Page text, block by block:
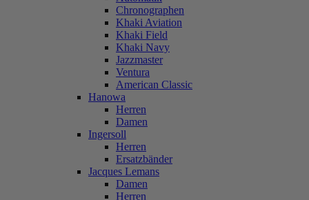
Chronographen
Khaki Aviation
Khaki Field
Khaki Navy
Jazzmaster
Ventura
American Classic
Hanowa
Herren
Damen
Ingersoll
Herren
Ersatzbänder
Jacques Lemans
Damen
Herren